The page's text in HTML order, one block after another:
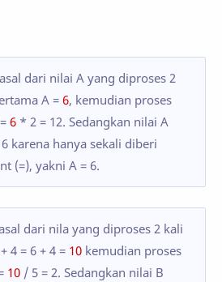
dari nilai A yang diproses 2
A = 6, kemudian proses
6 * 2 = 12. Sedangkan nilai A
karena hanya sekali diberi
(=), yakni A = 6.
dari nila yang diproses 2 kali
4 = 6 + 4 = 10 kemudian proses
10 / 5 = 2. Sedangkan nilai B